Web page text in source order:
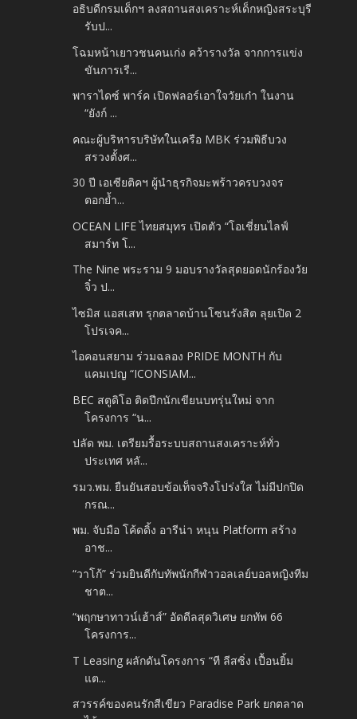
อธิบดีกรมเด็กฯ ลงสถานสงเคราะห์เด็กหญิงสระบุรี
รับป...
โฉมหน้าเยาวชนคนเก่ง คว้ารางวัล จากการแข่ง
ขันการเรี...
พาราไดซ์ พาร์ค เปิดฟลอร์เอาใจวัยเก๋า ในงาน
“ยังก์ ...
คณะผู้บริหารบริษัทในเครือ MBK ร่วมพิธีบวง
สรวงตั้งศ...
30 ปี เอเซียติคฯ ผู้นำธุรกิจมะพร้าวครบวงจร
ตอกย้ำ...
OCEAN LIFE ไทยสมุทร เปิดตัว “โอเชี่ยนไลฟ์
สมาร์ท โ...
The Nine พระราม 9 มอบรางวัลสุดยอดนักร้องวัย
จิ๋ว ป...
ไซมิส แอสเสท รุกตลาดบ้านโซนรังสิต ลุยเปิด 2
โปรเจค...
ไอคอนสยาม ร่วมฉลอง PRIDE MONTH กับ
แคมเปญ “ICONSIAM...
BEC สตูดิโอ ติดปีกนักเขียนบทรุ่นใหม่ จาก
โครงการ “น...
ปลัด พม. เตรียมรื้อระบบสถานสงเคราะห์ทั่ว
ประเทศ หลั...
รมว.พม. ยืนยันสอบข้อเท็จจริงโปร่งใส ไม่มีปกปิด
กรณ...
พม. จับมือ โค้ดดิ้ง อารีน่า หนุน Platform สร้าง
อาช...
“วาโก้” ร่วมยินดีกับทัพนักกีฬาวอลเลย์บอลหญิงทีม
ชาต...
“พฤกษาทาวน์เฮ้าส์” อัดดีลสุดวิเศษ ยกทัพ 66
โครงการ...
T Leasing ผลักดันโครงการ “ที ลีสซิ่ง เปื้อนยิ้ม
แต...
สวรรค์ของคนรักสีเขียว Paradise Park ยกตลาด